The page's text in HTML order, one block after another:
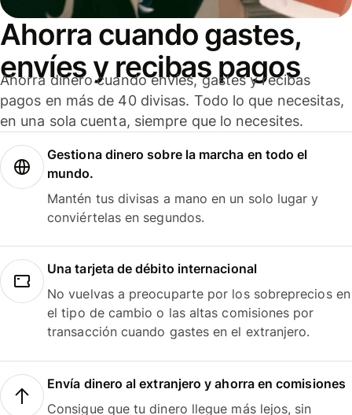
Ahorra cuando gastes,
envíes y recibas pagos
Ahorra dinero cuando envíes, gastes y recibas
pagos en más de 40 divisas. Todo lo que necesitas,
en una sola cuenta, siempre que lo necesites.
Gestiona dinero sobre la marcha en todo el
mundo.
Mantén tus divisas a mano en un solo lugar y
conviértelas en segundos.
Una tarjeta de débito internacional
No vuelvas a preocuparte por los sobreprecios en
el tipo de cambio o las altas comisiones por
transacción cuando gastes en el extranjero.
Envía dinero al extranjero y ahorra en comisiones
Consigue que tu dinero llegue más lejos, sin